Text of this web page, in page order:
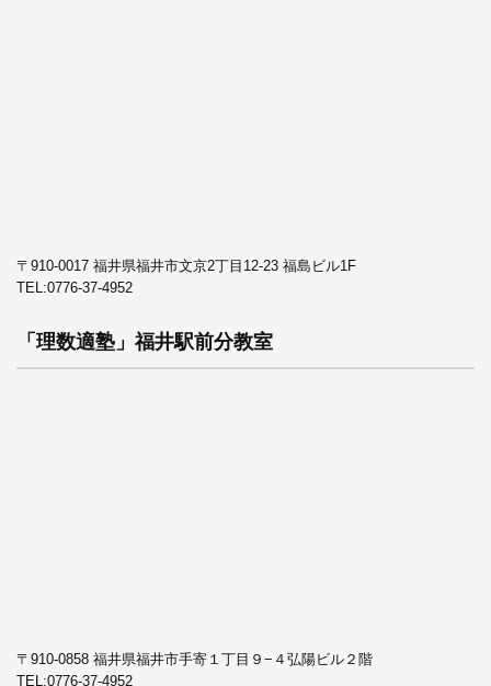
〒910-0017 福井県福井市文京2丁目12-23 福島ビル1F
TEL:0776-37-4952
「理数適塾」福井駅前分教室
〒910-0858 福井県福井市手寄１丁目９−４弘陽ビル２階
TEL:0776-37-4952